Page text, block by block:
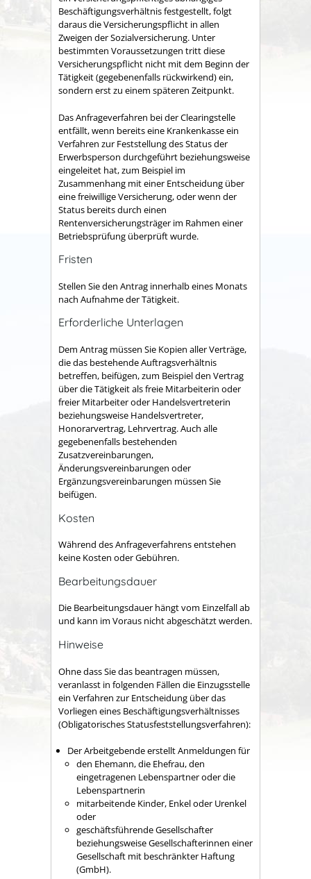
Beschäftigungsverhältnis festgestellt, folgt
daraus die Versicherungspflicht in allen
Zweigen der Sozialversicherung. Unter
bestimmten Voraussetzungen tritt diese
Versicherungspflicht nicht mit dem Beginn der
Tätigkeit (gegebenenfalls rückwirkend) ein,
sondern erst zu einem späteren Zeitpunkt.
Das Anfrageverfahren bei der Clearingstelle
entfällt, wenn bereits eine Krankenkasse ein
Verfahren zur Feststellung des Status der
Erwerbsperson durchgeführt beziehungsweise
eingeleitet hat, zum Beispiel im
Zusammenhang mit einer Entscheidung über
eine freiwillige Versicherung, oder wenn der
Status bereits durch einen
Rentenversicherungsträger im Rahmen einer
Betriebsprüfung überprüft wurde.
Fristen
Stellen Sie den Antrag innerhalb eines Monats
nach Aufnahme der Tätigkeit.
Erforderliche Unterlagen
Dem Antrag müssen Sie Kopien aller Verträge,
die das bestehende Auftragsverhältnis
betreffen, beifügen, zum Beispiel den Vertrag
über die Tätigkeit als freie Mitarbeiterin oder
freier Mitarbeiter oder Handelsvertreterin
beziehungsweise Handelsvertreter,
Honorarvertrag, Lehrvertrag. Auch alle
gegebenenfalls bestehenden
Zusatzvereinbarungen,
Änderungsvereinbarungen oder
Ergänzungsvereinbarungen müssen Sie
beifügen.
Kosten
Während des Anfrageverfahrens entstehen
keine Kosten oder Gebühren.
Bearbeitungsdauer
Die Bearbeitungsdauer hängt vom Einzelfall ab
und kann im Voraus nicht abgeschätzt werden.
Hinweise
Ohne dass Sie das beantragen müssen,
veranlasst in folgenden Fällen die Einzugsstelle
ein Verfahren zur Entscheidung über das
Vorliegen eines Beschäftigungsverhältnisses
(Obligatorisches Statusfeststellungsverfahren):
Der Arbeitgebende erstellt Anmeldungen für
den Ehemann, die Ehefrau, den
eingetragenen Lebenspartner oder die
Lebenspartnerin
mitarbeitende Kinder, Enkel oder Urenkel
oder
geschäftsführende Gesellschafter
beziehungsweise Gesellschafterinnen einer
Gesellschaft mit beschränkter Haftung
(GmbH).